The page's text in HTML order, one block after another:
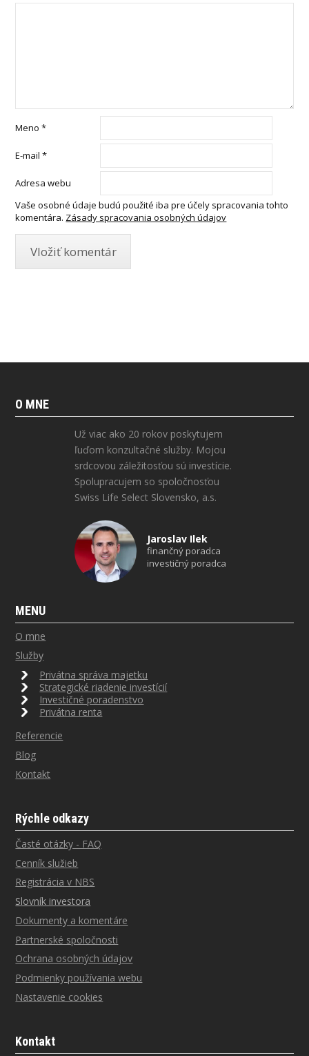
Meno*
E-mail*
Adresa webu
Vaše osobné údaje budú použité iba pre účely spracovania tohto
komentára. Zásady spracovania osobných údajov
O MNE
Už viac ako 20 rokov poskytujem
ľuďom konzultačné služby. Mojou
srdcovou záležitosťou sú investície.
Spolupracujem so spoločnosťou
Swiss Life Select Slovensko, a.s.
Jaroslav Ilek
finančný poradca
investičný poradca
MENU
O mne
Služby
Privátna správa majetku
Strategické riadenie investícií
Investičné poradenstvo
Privátna renta
Referencie
Blog
Kontakt
Rýchle odkazy
Časté otázky - FAQ
Cenník služieb
Registrácia v NBS
Slovník investora
Dokumenty a komentáre
Partnerské spoločnosti
Ochrana osobných údajov
Podmienky používania webu
Nastavenie cookies
Kontakt